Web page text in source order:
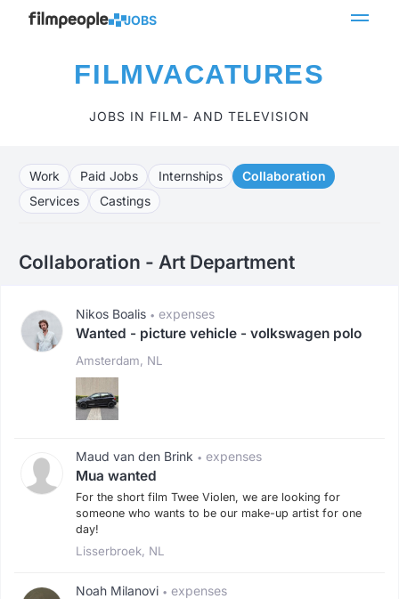
JOBS
FILMVACATURES
JOBS IN FILM- AND TELEVISION
Work Paid Jobs Internships
Collaboration
Services
Castings
Collaboration - Art Department
Nikos Boalis • expenses
Wanted - picture vehicle - volkswagen polo
Amsterdam, NL
Maud van den Brink • expenses
Mua wanted
For the short film Twee Violen, we are looking for
someone who wants to be our make-up artist for one
day!
Lisserbroek, NL
Noah Milanovi • expenses